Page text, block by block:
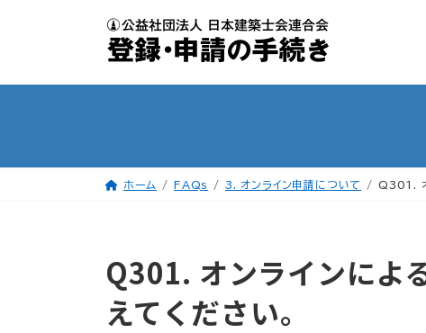
ホーム FAQs 3. オンライン申請について Q301. オ
Q301. オンラインによ
えてください。